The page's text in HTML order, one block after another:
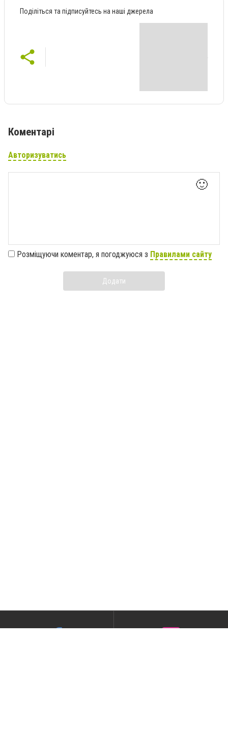
Поділіться та підписуйтесь на наші джерела
Коментарі
Авторизуватись
🙂
Розміщуючи коментар, я погоджуюся з Правилами сайту
Додати